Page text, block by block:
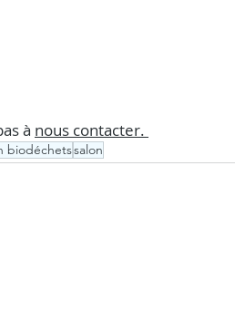
à nous contacter.
biodéchetssalon